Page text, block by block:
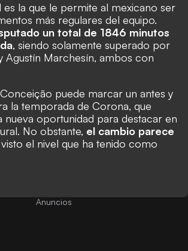
es la que le permite al mexicano ser
más regulares del equipo.
un total de 1846 minutos
, siendo solamente superado por
Agustín Marchesín, ambos con
puede marcar un antes y
la temporada de Corona, que
nueva oportunidad para destacar en
No obstante, el cambio parece
visto el nivel que ha tenido como
Anuncios